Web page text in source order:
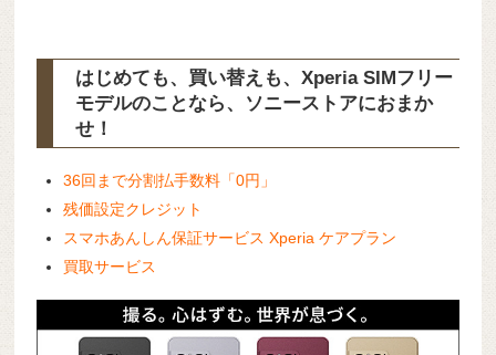
はじめても、買い替えも、Xperia SIMフリー
モデルのことなら、ソニーストアにおまか
せ！
36回まで分割払手数料「0円」
残価設定クレジット
スマホあんしん保証サービス Xperia ケアプラン
買取サービス